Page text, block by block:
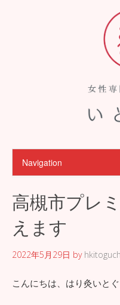
高槻市プレ
えます
2022年5月29日 by
こんにちは、はり灸いとぐ